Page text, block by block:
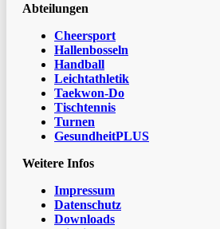
Abteilungen
Cheersport
Hallenbosseln
Handball
Leichtathletik
Taekwon-Do
Tischtennis
Turnen
GesundheitPLUS
Weitere Infos
Impressum
Datenschutz
Downloads